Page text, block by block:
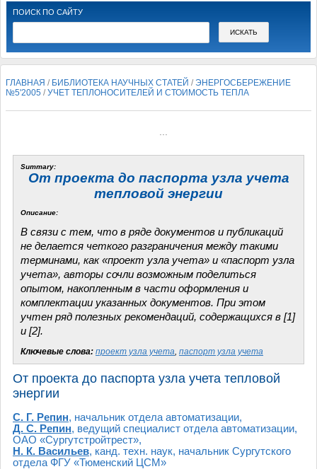
ПОИСК ПО САЙТУ
ГЛАВНАЯ / БИБЛИОТЕКА НАУЧНЫХ СТАТЕЙ /ЭНЕРГОСБЕРЕЖЕНИЕ
№5'2005 /УЧЕТ ТЕПЛОНОСИТЕЛЕЙ И СТОИМОСТЬ ТЕПЛА
Summary:
От проекта до паспорта узла учета
тепловой энергии
Описание:
В связи с тем, что в ряде документов и публикаций
не делается четкого разграничения между такими
терминами, как «проект узла учета» и «паспорт узла
учета», авторы сочли возможным поделиться
опытом, накопленным в части оформления и
комплектации указанных документов. При этом
учтен ряд полезных рекомендаций, содержащихся в [1]
и [2].
Ключевые слова: проект узла учета, паспорт узла учета
От проекта до паспорта узла учета тепловой
энергии
С. Г. Репин, начальник отдела автоматизации,
Д. С. Репин, ведущий специалист отдела автоматизации,
ОАО «Сургутстройтрест»,
Н. К. Васильев, канд. техн. наук, начальник Сургутского
отдела ФГУ «Тюменский ЦСМ»